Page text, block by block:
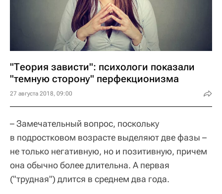
"Теория зависти": психологи показали
"темную сторону" перфекционизма
27 августа 2018, 09:00
– Замечательный вопрос, поскольку
в подростковом возрасте выделяют две фазы –
не только негативную, но и позитивную, причем
она обычно более длительна. А первая
("трудная") длится в среднем два года.